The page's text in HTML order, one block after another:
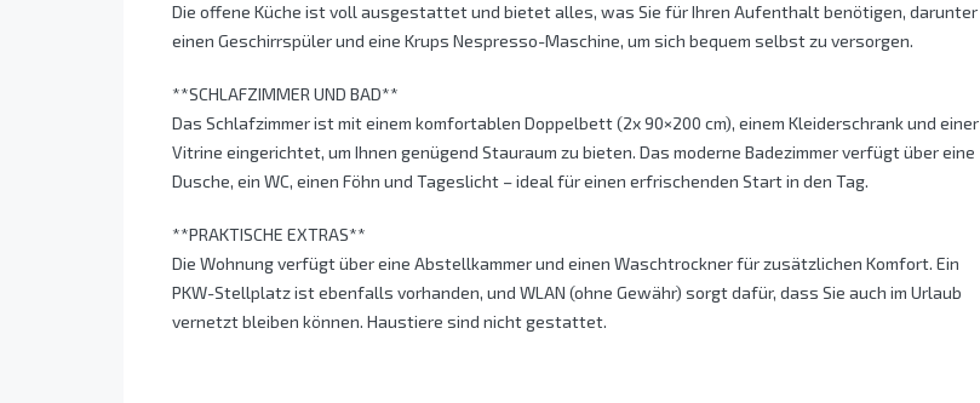
Die offene Küche ist voll ausgestattet und bietet alles, was Sie für Ihren Aufenthalt benötigen, darunter
einen Geschirrspüler und eine Krups Nespresso-Maschine, um sich bequem selbst zu versorgen.
**SCHLAFZIMMER UND BAD**
Das Schlafzimmer ist mit einem komfortablen Doppelbett (2x 90×200 cm), einem Kleiderschrank und einer
Vitrine eingerichtet, um Ihnen genügend Stauraum zu bieten. Das moderne Badezimmer verfügt über eine
Dusche, ein WC, einen Föhn und Tageslicht – ideal für einen erfrischenden Start in den Tag.
**PRAKTISCHE EXTRAS**
Die Wohnung verfügt über eine Abstellkammer und einen Waschtrockner für zusätzlichen Komfort. Ein
PKW-Stellplatz ist ebenfalls vorhanden, und WLAN (ohne Gewähr) sorgt dafür, dass Sie auch im Urlaub
vernetzt bleiben können. Haustiere sind nicht gestattet.